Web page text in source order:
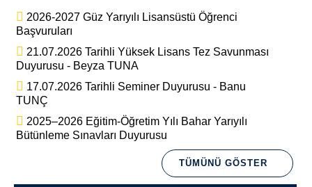
2026-2027 Güz Yarıyılı Lisansüstü Öğrenci
Başvuruları
21.07.2026 Tarihli Yüksek Lisans Tez Savunması
Duyurusu - Beyza TUNA
17.07.2026 Tarihli Seminer Duyurusu - Banu
TUNÇ
2025–2026 Eğitim-Öğretim Yılı Bahar Yarıyılı
Bütünleme Sınavları Duyurusu
TÜMÜNÜ GÖSTER